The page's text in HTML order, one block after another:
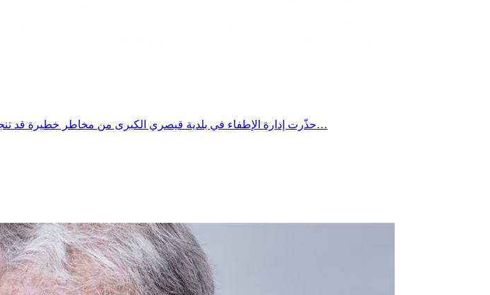
حذّرت إدارة الإطفاء في بلدية قيصري الكبرى من مخاطر خطيرة قد تنجم عن ترك بعض المواد داخل السيارات خلال موجات الحر الشديدة، مؤكدة أن ارتفاع درجات الحرارة…